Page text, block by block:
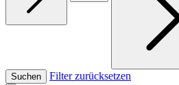
Suchen Filter zurücksetzen